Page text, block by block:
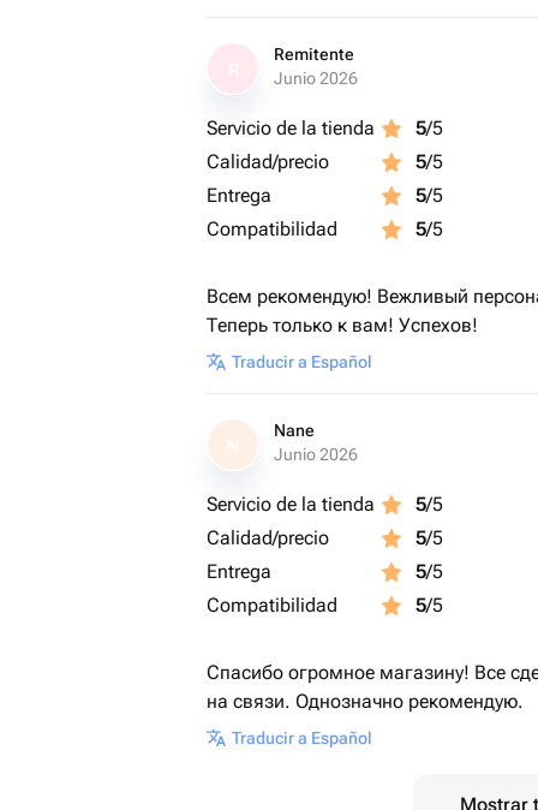
Remitente
Junio 2026
Servicio de la tienda 5/5
Calidad/precio
5/5
Entrega
5/5
Compatibilidad
5/5
Всем рекомендую! Вежливый
Теперь только к вам! Успехов!
Traducir a Español
N
Nane
Junio 2026
Servicio de la tienda 5/5
Calidad/precio
5/5
Entrega
5/5
Compatibilidad
5/5
Спасибо огромное магазину! Все
на связи. Однозначно рекомендую.
Traducir a Español
Mostrar